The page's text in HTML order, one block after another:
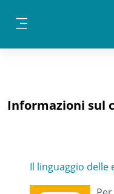
Informazioni sul
Il linguaggio delle